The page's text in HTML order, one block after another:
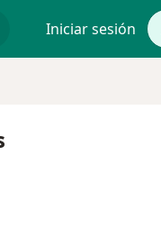
Iniciar sesión